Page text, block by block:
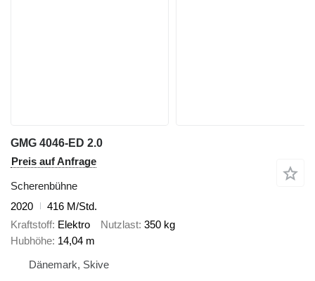
GMG 4046-ED 2.0
Preis auf Anfrage
Scherenbühne
2020
416 M/Std.
Kraftstoff Elektro Nutzlast 350 kg
Hubhöhe 14,04 m
Dänemark, Skive